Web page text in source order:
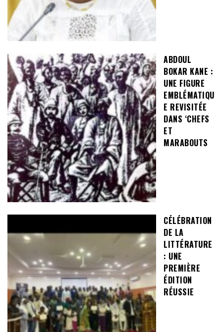
ABDOUL
BOKAR KANE :
UNE FIGURE
EMBLÉMATIQU
E REVISITÉE
DANS ‘CHEFS
ET
MARABOUTS
CÉLÉBRATION
DE LA
LITTÉRATURE
: UNE
PREMIÈRE
ÉDITION
RÉUSSIE